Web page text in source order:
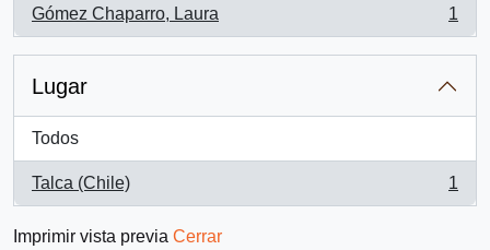
Gómez Chaparro, Laura
, 1 resultados
1
Lugar
Todos
Talca (Chile)
, 1 resultados
1
Imprimir vista previa Cerrar